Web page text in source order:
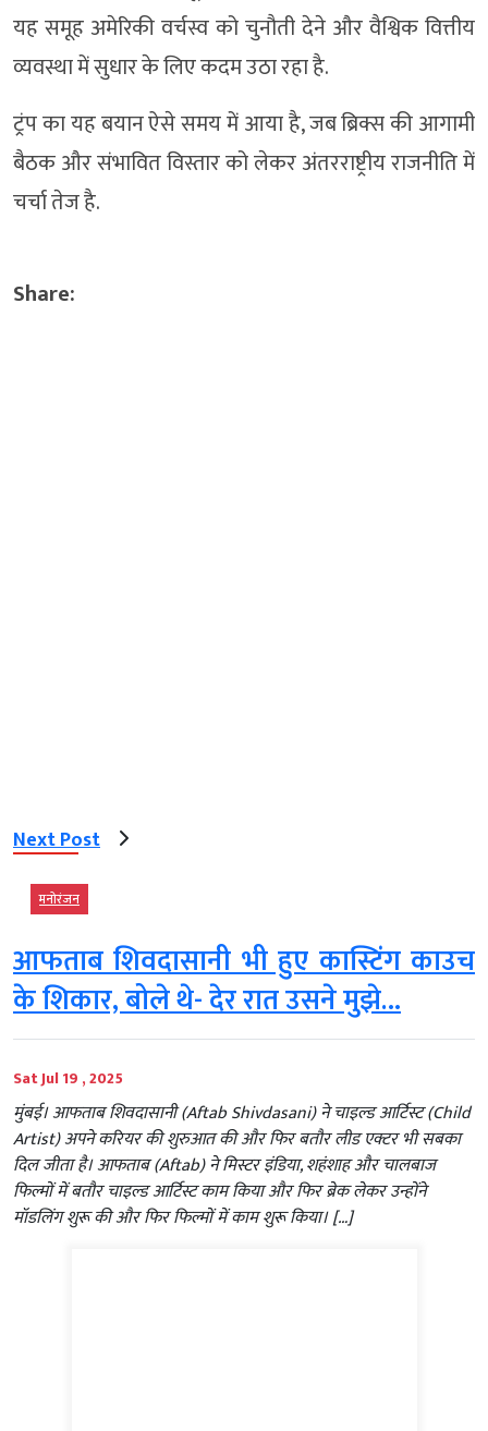
यह समूह अमेरिकी वर्चस्व को चुनौती देने और वैश्विक वित्तीय
व्यवस्था में सुधार के लिए कदम उठा रहा है.
ट्रंप का यह बयान ऐसे समय में आया है, जब ब्रिक्स की आगामी
बैठक और संभावित विस्तार को लेकर अंतरराष्ट्रीय राजनीति में
चर्चा तेज है.
Share:
Next Post
मनोरंजन
आफताब शिवदासानी भी हुए कास्टिंग काउच
के शिकार, बोले थे- देर रात उसने मुझे…
Sat Jul 19 , 2025
मुंबई। आफताब शिवदासानी (Aftab Shivdasani) ने चाइल्ड आर्टिस्ट (Child
Artist) अपने करियर की शुरुआत की और फिर बतौर लीड एक्टर भी सबका
दिल जीता है। आफताब (Aftab) ने मिस्टर इंडिया, शहंशाह और चालबाज
फिल्मों में बतौर चाइल्ड आर्टिस्ट काम किया और फिर ब्रेक लेकर उन्होंने
मॉडलिंग शुरू की और फिर फिल्मों में काम शुरू किया। […]